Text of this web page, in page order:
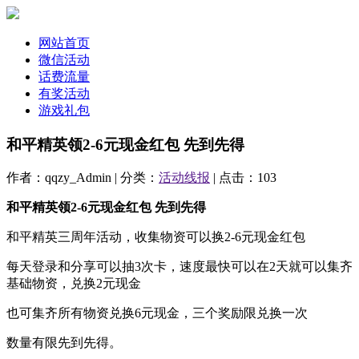
网站首页
微信活动
话费流量
有奖活动
游戏礼包
和平精英领2-6元现金红包 先到先得
作者：qqzy_Admin | 分类： 活动线报 | 点击：103
和平精英领2-6元现金红包 先到先得
和平精英三周年活动，收集物资可以换2-6元现金红包
每天登录和分享可以抽3次卡，速度最快可以在2天就可以集齐
基础物资，兑换2元现金
也可集齐所有物资兑换6元现金，三个奖励限兑换一次
数量有限先到先得。